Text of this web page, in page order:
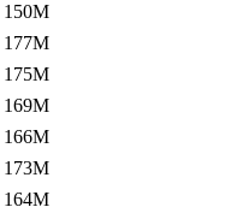
150M
177M
175M
169M
166M
173M
164M